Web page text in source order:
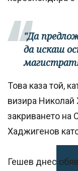
"Да
да искаш
Това каза той,
визира Николай
закриването на
Хаджигенов
Гешев днес